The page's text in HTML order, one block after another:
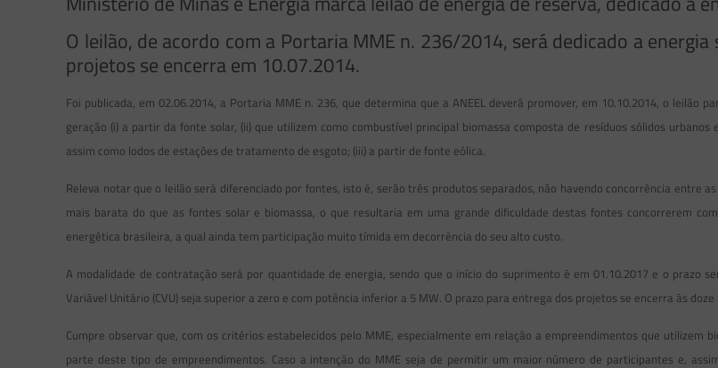
O leilão, de acordo com a Portaria MME n. 236/2014, será dedicado a
projetos se encerra em 10.07.2014.
Foi publicada, em 02.06.2014, a Portaria MME n. 236, que determina que a ANEEL deverá promover, em 10.10.2014, o
geração (i) a partir da fonte solar, (ii) que utilizem como combustível principal biomassa composta de resíduos sólidos
assim como lodos de estações de tratamento de esgoto; (iii) a partir de fonte eólica.
Releva notar que o leilão será diferenciado por fontes, isto é, serão três produtos separados, não havendo concorrência entre
mais barata do que as fontes solar e biomassa, o que resultaria em uma grande dificuldade destas fontes concorrerem
energética brasileira, a qual ainda tem participação muito tímida em decorrência do seu alto custo.
A modalidade de contratação será por quantidade de energia, sendo que o início do suprimento é em 01.10.2017 e o prazo
Variável Unitário (CVU) seja superior a zero e com potência inferior a 5 MW. O prazo para entrega dos projetos se encerra às
Cumpre observar que, com os critérios estabelecidos pelo MME, especialmente em relação a empreendimentos que
parte deste tipo de empreendimentos. Caso a intenção do MME seja de permitir um maior número de participantes e,